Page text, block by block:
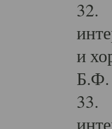
32.
и
Б.Ф.
33.